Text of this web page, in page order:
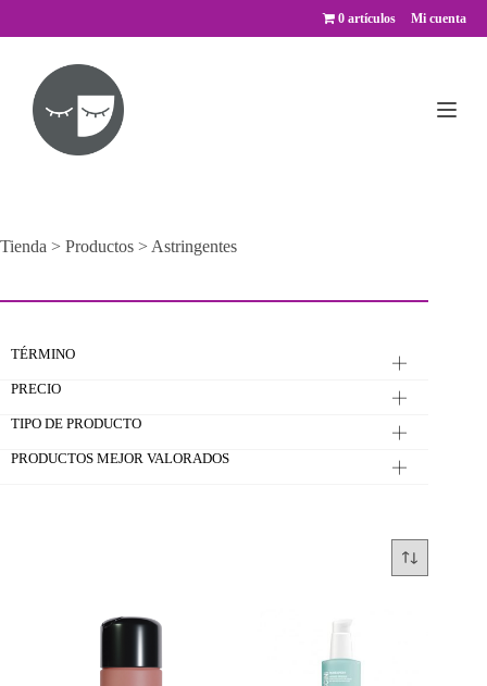
Mi cuenta
0 artículos
Tienda > Productos >Astringentes
TÉRMINO
PRECIO
TIPO DE PRODUCTO
PRODUCTOS MEJOR VALORADOS